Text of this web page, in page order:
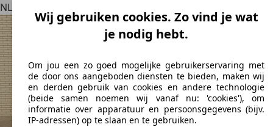
NL 2461 EX
Wij gebruiken cookies. Zo vind je wat
je nodig hebt.
Om jou een zo goed mogelijke gebruikerservaring met
de door ons aangeboden diensten te bieden, maken wij
en derden gebruik van cookies en andere technologie
(beide samen noemen wij vanaf nu: 'cookies'), om
informatie over apparatuur en persoonsgegevens (bijv.
IP-adressen) op te slaan en te gebruiken.